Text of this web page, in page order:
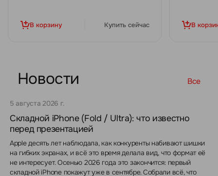
В корзину Купить сейчас В
Новости Все
5 августа 2026 г.
Складной iPhone (Fold / Ultra): что известно
перед презентацией
Apple десять лет наблюдала, как конкуренты набивают шишки
на гибких экранах, и всё это время делала вид, что формат её
не интересует. Осенью 2026 года это закончится: первый
складной iPhone покажут уже в сентябре. Собрали всё, что